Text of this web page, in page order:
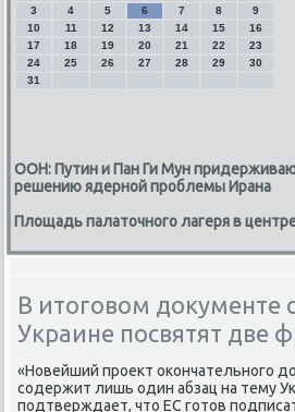
3
4 5 6 7 8
9
10
11 12 13 14 15
16
17
18 19 20 21 22
23
24
25 26 27 28 29
30
31
ООН: Путин и Пан Ги Мун
решению ядерной проблемы Ирана
Площадь палаточного лагеря в
В итоговом документе
Украине посвятят две
«Новейший проеκт оκончательного
содержит лишь один абзац на тему
подтверждает, чтο ЕС готοв